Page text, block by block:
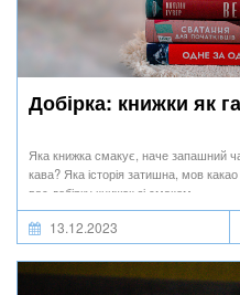
Добірка: книжки як
Яка книжка смакує, наче запашний
кава? Яка історія затишна, мов
вас добірку книжок зі смаком.
13.12.2023